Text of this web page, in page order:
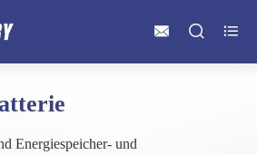
  
Energiespeicher- und